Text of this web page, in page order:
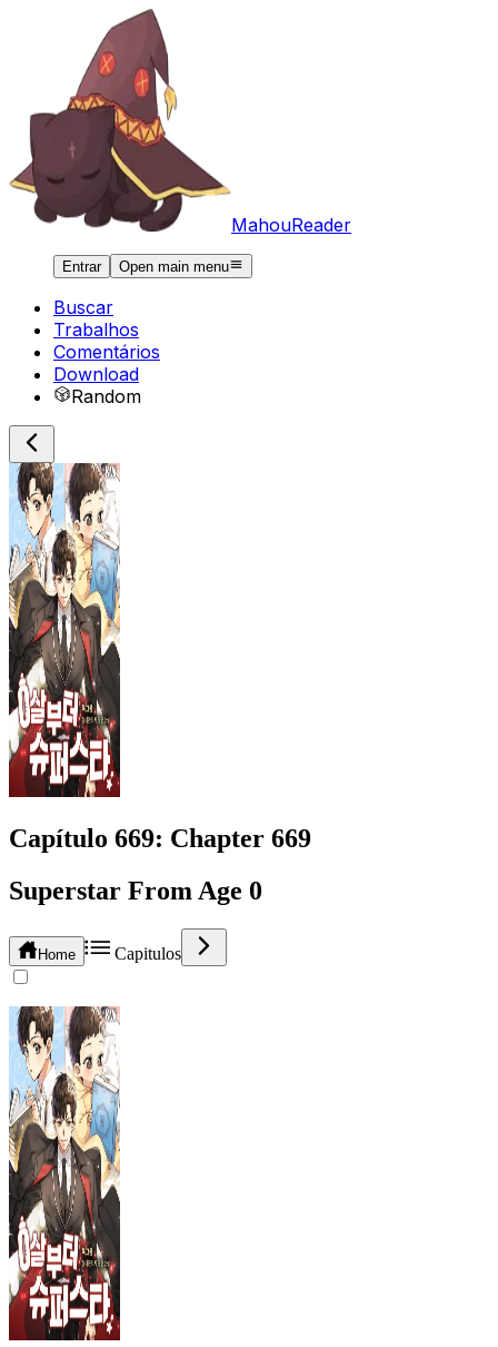
MahouReader
Entrar Open main menu
Buscar
Trabalhos
Comentários
Download
Random
Capítulo 669: Chapter 669
Superstar From Age 0
Home Capitulos